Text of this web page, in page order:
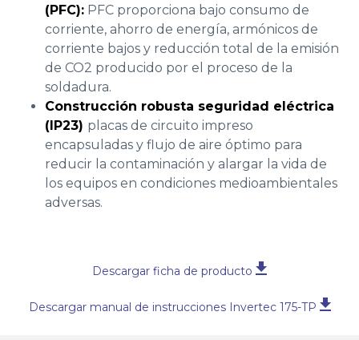
(PFC): PFC proporciona bajo consumo de
corriente, ahorro de energía, armónicos de
corriente bajos y reducción total de la emisión
de CO2 producido por el proceso de la
soldadura.
Construcción robusta seguridad eléctrica
(IP23) placas de circuito impreso
encapsuladas y flujo de aire óptimo para
reducir la contaminación y alargar la vida de
los equipos en condiciones medioambientales
adversas.
Descargar ficha de producto
Descargar manual de instrucciones Invertec 175-TP